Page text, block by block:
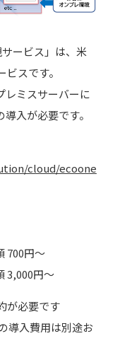
ービス」は、米
スです。
ミスサーバーに
入が必要です。
cloud/ecoone
700円～
3,000円～
が必要です
導入費用は別途お